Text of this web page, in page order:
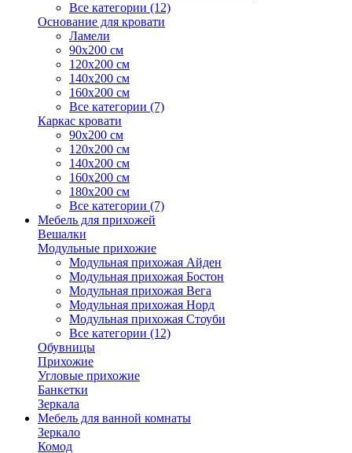
Все категории (12)
Основание для кровати
Ламели
90х200 см
120х200 см
140х200 см
160х200 см
Все категории (7)
Каркас кровати
90х200 см
120х200 см
140х200 см
160х200 см
180х200 см
Все категории (7)
Мебель для прихожей
Вешалки
Модульные прихожие
Модульная прихожая Айден
Модульная прихожая Бостон
Модульная прихожая Вега
Модульная прихожая Норд
Модульная прихожая Стоуби
Все категории (12)
Обувницы
Прихожие
Угловые прихожие
Банкетки
Зеркала
Мебель для ванной комнаты
Зеркало
Комод